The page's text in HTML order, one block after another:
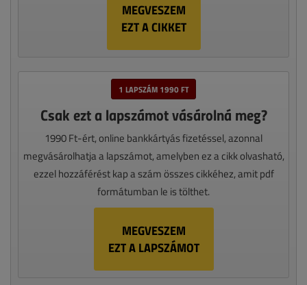
MEGVESZEM
EZT A CIKKET
1 LAPSZÁM 1990 FT
Csak ezt a lapszámot vásárolná meg?
1990 Ft-ért, online bankkártyás fizetéssel, azonnal
megvásárolhatja a lapszámot, amelyben ez a cikk olvasható,
ezzel hozzáférést kap a szám összes cikkéhez, amit pdf
formátumban le is tölthet.
MEGVESZEM
EZT A LAPSZÁMOT